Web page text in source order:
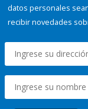
datos personales
recibir novedades